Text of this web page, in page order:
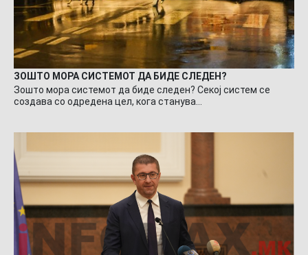
ЗОШТО МОРА СИСТЕМОТ ДА БИДЕ СЛЕДЕН?
Зошто мора системот да биде следен? Секој систем се
создава со одредена цел, кога станува…